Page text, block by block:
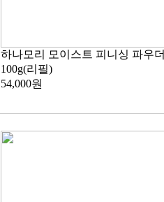
하나모리 모이스트 피니싱 파우더
100g(리필)
54,000원